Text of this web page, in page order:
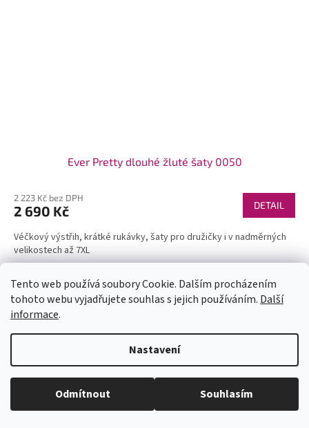
Tento web používá soubory Cookie. Dalším procházením
tohoto webu vyjadřujete souhlas s jejich používáním. Další
informace.
Nastavení
Odmítnout Souhlasím
objednání). Velikosti neodpovídají českým, prosím měřte se. Pokud se
Vám některý model líbí a chtěli byste ho v jiné barvě, tak stačí do
vyhledávání zadat číslo modelu(třeba 1960) a všechny dostupné barvy
se Vám zobrazí. Pas je nejuzší místo na šatech (většinou cca 6cm pod
Ever Pretty dlouhé žluté šaty 0050
2 223 Kč bez DPH
2 690 Kč DETAIL
Véčkový výstřih, krátké rukávky, šaty pro družičky i v nadměrných
velikostech až 7XL